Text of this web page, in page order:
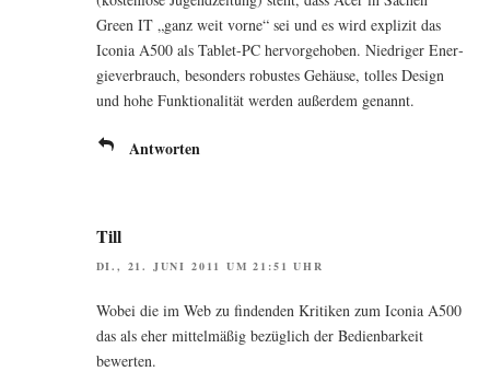
Green IT „ganz weit vor­ne“ sei und es wird expli­zit das
Ico­nia A500 als Tablet-PC her­vor­ge­ho­ben. Nied­ri­ger Ener­
gie­ver­brauch, beson­ders robus­tes Gehäu­se, tol­les Design
und hohe Funk­tio­na­li­tät wer­den außer­dem genannt.
Antworten
Till
DI., 21. JUNI 2011 UM 21:51 UHR
Wobei die im Web zu fin­den­den Kri­ti­ken zum Ico­nia A500
das als eher mit­tel­mä­ßig bezüg­lich der Bedien­bar­keit
bewerten.